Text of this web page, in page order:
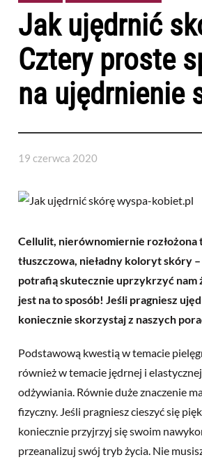
Jak ujędrnić
Cztery proste
na ujędrnienie
19 czerwca 2020
Cellulit, nierównomiernie rozłożona
tłuszczowa, nieładny koloryt skóry
potrafią skutecznie uprzykrzyć nam
jest na to sposób! Jeśli pragniesz
koniecznie skorzystaj z naszych
Podstawową kwestią w temacie
również w temacie jędrnej i
odżywiania. Równie duże znaczenie
fizyczny. Jeśli pragniesz cieszyć się
koniecznie przyjrzyj się swoim
przeanalizuj swój tryb życia. Nie